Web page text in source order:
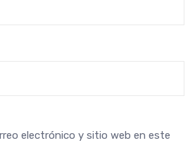
electrónico y sitio web en este